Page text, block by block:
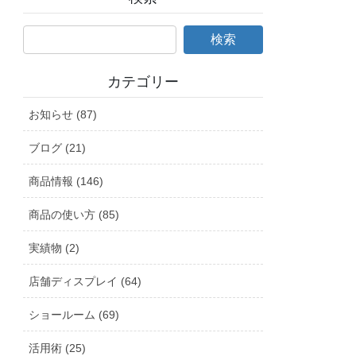
カテゴリー
お知らせ (87)
ブログ (21)
商品情報 (146)
商品の使い方 (85)
実績物 (2)
店舗ディスプレイ (64)
ショールーム (69)
活用術 (25)